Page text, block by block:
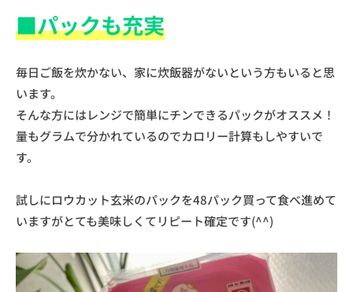
■パックも充実
毎日ご飯を炊かない、家に炊飯器がないという方もいると思
います。
そんな方にはレンジで簡単にチンできるパックがオススメ！
量もグラムで分かれているのでカロリー計算もしやすいで
す。
試しにロウカット玄米のパックを48パック買って食べ進めて
いますがとても美味しくてリピート確定です(^^)